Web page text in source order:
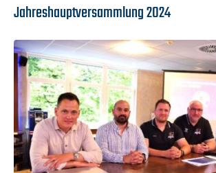
Jahreshauptversammlung 2024